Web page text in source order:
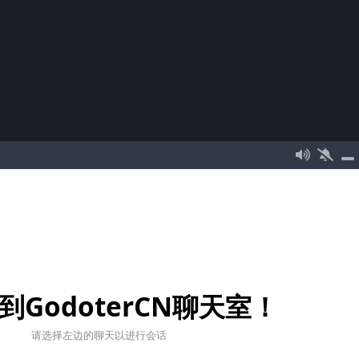
GodoterCN聊天室！
请选择左边的聊天以进行会话